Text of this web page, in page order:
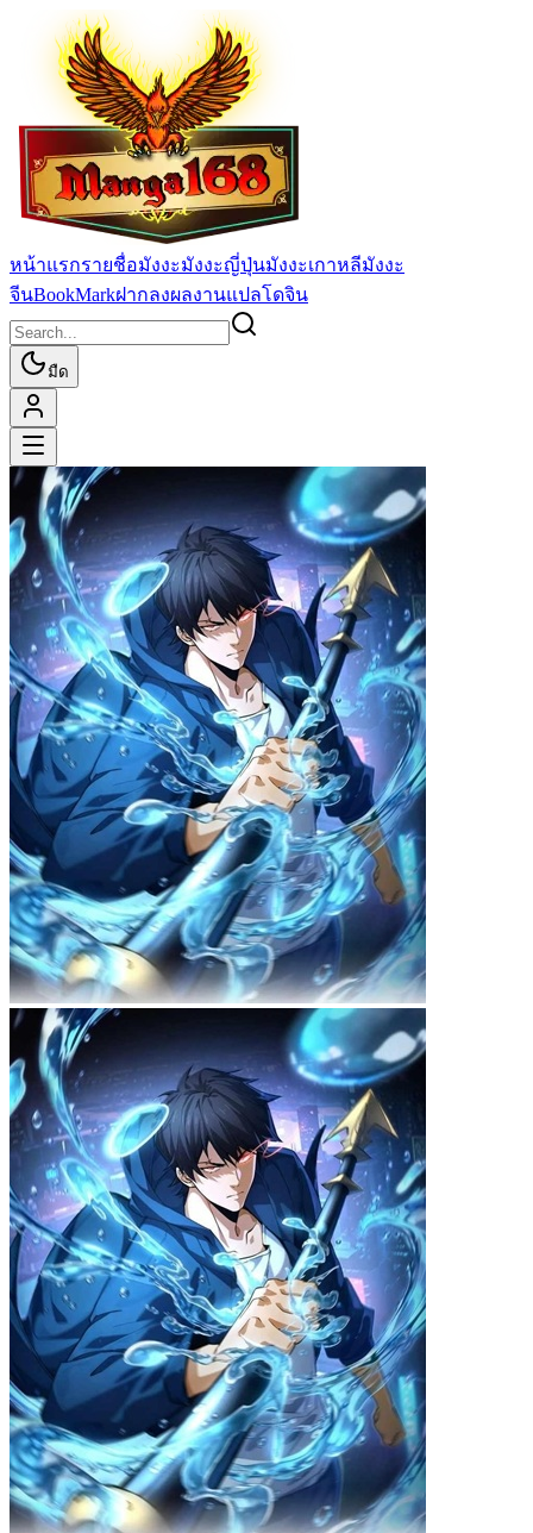
หน้าแรกรายชื่อมังงะมังงะญี่ปุ่นมังงะเกาหลีมังงะ
จีนBookMarkฝากลงผลงานแปลโดจิน
มืด